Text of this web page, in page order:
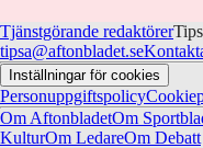
Tjänstgörande redaktörer
tipsa@aftonbladet.se
Inställningar för cookies
Personuppgiftspolicy
Om AftonbladetOm
KulturOm LedareOm Debatt